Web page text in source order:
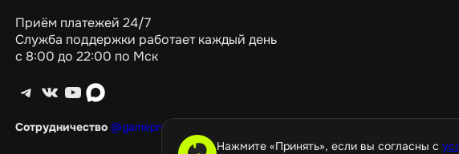
Нажмите «Принять», если вы согласны с
Приём платежей 24/7
Служба поддержки работает каждый день
с 8:00 до 22:00 по Мск
Telegram ВКонтакте YouTube max
Сотрудничество @gamepropagandagang